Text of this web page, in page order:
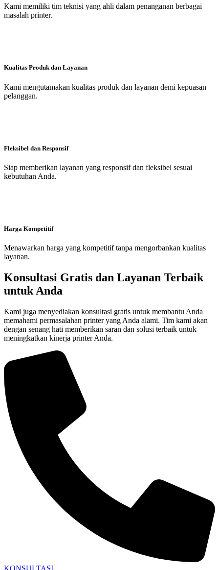
Kami memiliki tim teknisi yang ahli dalam penanganan berbagai
masalah printer.
Kualitas Produk dan Layanan
Kami mengutamakan kualitas produk dan layanan demi kepuasan
pelanggan.
Fleksibel dan Responsif
Siap memberikan layanan yang responsif dan fleksibel sesuai
kebutuhan Anda.
Harga Kompetitif
Menawarkan harga yang kompetitif tanpa mengorbankan kualitas
layanan.
Konsultasi Gratis dan Layanan Terbaik
untuk Anda
Kami juga menyediakan konsultasi gratis untuk membantu Anda
memahami permasalahan printer yang Anda alami. Tim kami akan
dengan senang hati memberikan saran dan solusi terbaik untuk
meningkatkan kinerja printer Anda.
KONSULTASI